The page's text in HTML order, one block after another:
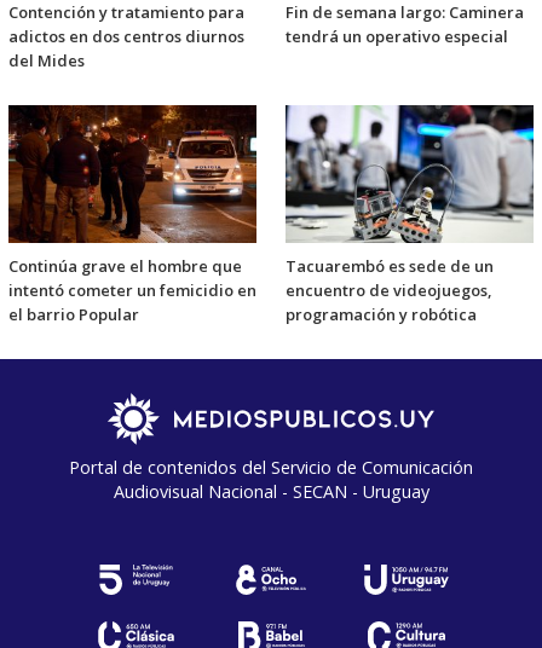
Contención y tratamiento para
adictos en dos centros diurnos
del Mides
Fin de semana largo: Caminera
tendrá un operativo especial
Continúa grave el hombre que
intentó cometer un femicidio en
el barrio Popular
Tacuarembó es sede de un
encuentro de videojuegos,
programación y robótica
Portal de contenidos del Servicio de Comunicación
Audiovisual Nacional - SECAN - Uruguay